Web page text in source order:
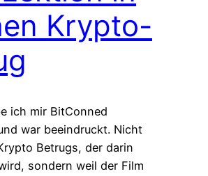
Krypto-
ich mir BitConned
war beeindruckt. Nicht
Betrugs, der darin
sondern weil der Film